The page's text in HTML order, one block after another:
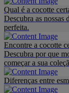
Qual é a cocotte
Descubra as nossas
perfeita.
Encontre a cocotte
Descubra por que
começar a sua
Diferenças entre